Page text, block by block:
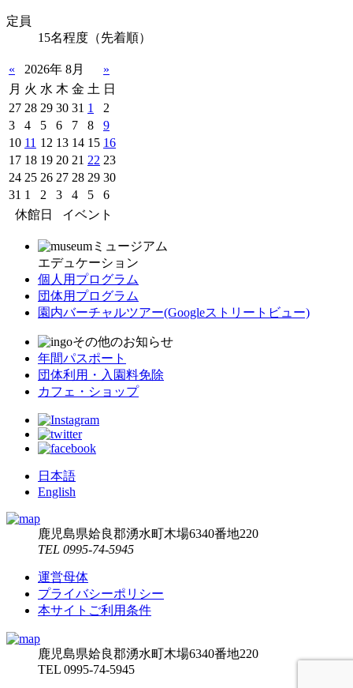
定員
15名程度（先着順）
« 2026年 8月
»
月 火 水 木 金 土 日
27 28 29 30 31 1
2
3
4 5 6 7 8
9
10 11 12 13 14 15 16
17 18 19 20 21 22 23
24 25 26 27 28 29 30
31 1 2 3 4 5
6
休館日
イベント
ミュージアム
エデュケーション
個人用プログラム
団体用プログラム
園内バーチャルツアー(Googleストリートビュー)
その他のお知らせ
年間パスポート
団体利用・入園料免除
カフェ・ショップ
日本語
English
鹿児島県姶良郡湧水町木場6340番地220
TEL 0995-74-5945
運営母体
プライバシーポリシー
本サイトご利用条件
鹿児島県姶良郡湧水町木場6340番地220
TEL 0995-74-5945